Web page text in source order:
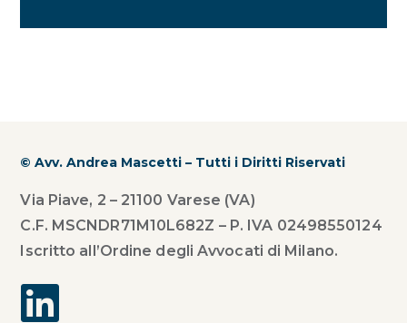
© Avv. Andrea Mascetti – Tutti i Diritti Riservati
Via Piave, 2 – 21100 Varese (VA)
C.F. MSCNDR71M10L682Z – P. IVA 02498550124
Iscritto all’Ordine degli Avvocati di Milano.